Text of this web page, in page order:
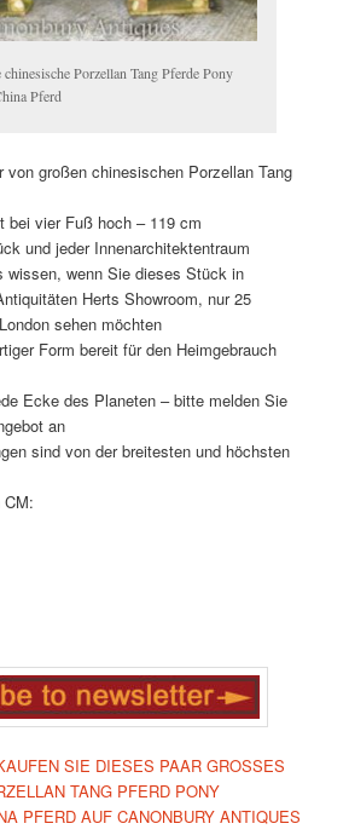
chinesische Porzellan Tang Pferde Pony
Pferd
von großen chinesischen Porzellan Tang
bei vier Fuß hoch – 119 cm
und jeder Innenarchitektentraum
wissen, wenn Sie dieses Stück in
Herts Showroom, nur 25
sehen möchten
Form bereit für den Heimgebrauch
Ecke des Planeten – bitte melden Sie
an
sind von der breitesten und höchsten
SIE DIESES PAAR GROSSES
TANG PFERD PONY
PFERD AUF CANONBURY ANTIQUES